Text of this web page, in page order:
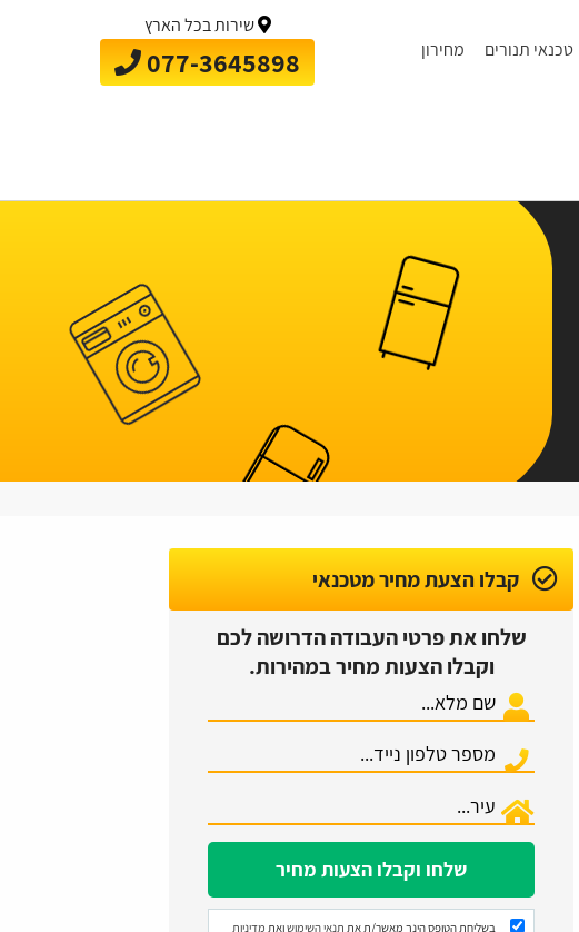
טכנאי תנורים מחירון
שירות בכל הארץ
077-3645898
קבלו הצעת מחיר מטכנאי
שלחו את פרטי העבודה הדרושה לכם
וקבלו הצעות מחיר במהירות.
בשליחת הטופס הינך מאשר/ת את תנאי השימושואת מדיניות